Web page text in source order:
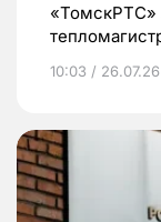
«ТомскРТС»
10:03 / 26.07.26